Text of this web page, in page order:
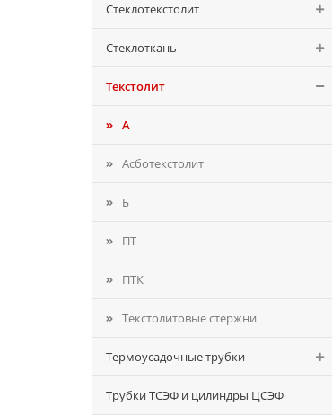
Стеклотекстолит
Стеклоткань
Текстолит
А
Асботекстолит
Б
ПТ
ПТК
Текстолитовые стержни
Термоусадочные трубки
Трубки ТСЭФ и цилиндры ЦСЭФ